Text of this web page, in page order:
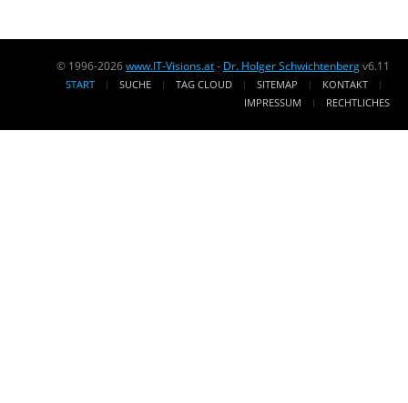
© 1996-2026www.IT-Visions.at- Dr. Holger Schwichtenbergv6.11
START SUCHE TAG CLOUD SITEMAP
KONTAKT
IMPRESSUM
RECHTLICHES